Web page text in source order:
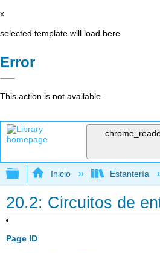
x
selected template will load here
Error
This action is not available.
Expandir/contraer
Inicio Estantería
20.2: Circuitos de
Page ID